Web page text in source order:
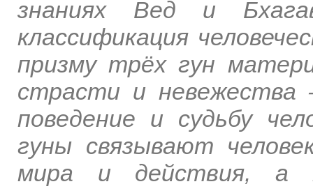
знаниях Вед и
классификация
призму трёх гун
страсти и
поведение и судьбу
гуны связывают
мира и действия, а